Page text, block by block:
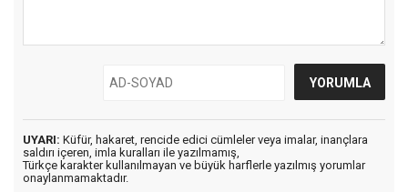
UYARI: Küfür, hakaret, rencide edici cümleler veya imalar, inançlara
saldırı içeren, imla kuralları ile yazılmamış,
Türkçe karakter kullanılmayan ve büyük harflerle yazılmış yorumlar
onaylanmamaktadır.